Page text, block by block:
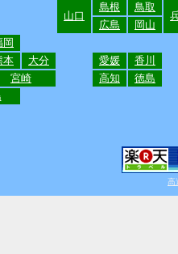
山口
島根 鳥取
広島
岡山
岡
本 大分 愛媛
香川
宮崎
高知
徳島
高